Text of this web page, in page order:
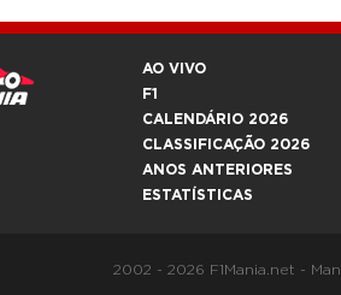
AO VIVO
F1
CALENDÁRIO 2026
CLASSIFICAÇÃO 2026
ANOS ANTERIORES
ESTATÍSTICAS
2002 - 2026 F1Mania.net -